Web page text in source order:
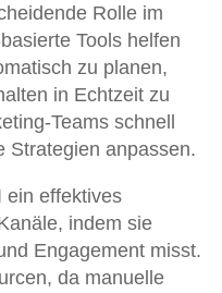
Rolle im
Tools helfen
zu planen,
in Echtzeit zu
Teams schnell
Strategien anpassen.
ein effektives
indem sie
Engagement misst.
da manuelle